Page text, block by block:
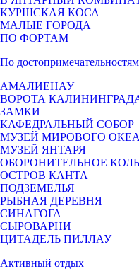
КУРШСКАЯ КОСА
МАЛЫЕ ГОРОДА
ПО ФОРТАМ
По достопримечательностям
АМАЛИЕНАУ
ВОРОТА
ЗАМКИ
КАФЕДРАЛЬНЫЙ СОБОР
МУЗЕЙ МИРОВОГО
МУЗЕЙ ЯНТАРЯ
ОБОРОНИТЕЛЬНОЕ
ОСТРОВ КАНТА
ПОДЗЕМЕЛЬЯ
РЫБНАЯ ДЕРЕВНЯ
СИНАГОГА
СЫРОВАРНИ
ЦИТАДЕЛЬ ПИЛЛАУ
Активный отдых